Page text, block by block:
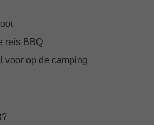
reis BBQ
voor op de camping